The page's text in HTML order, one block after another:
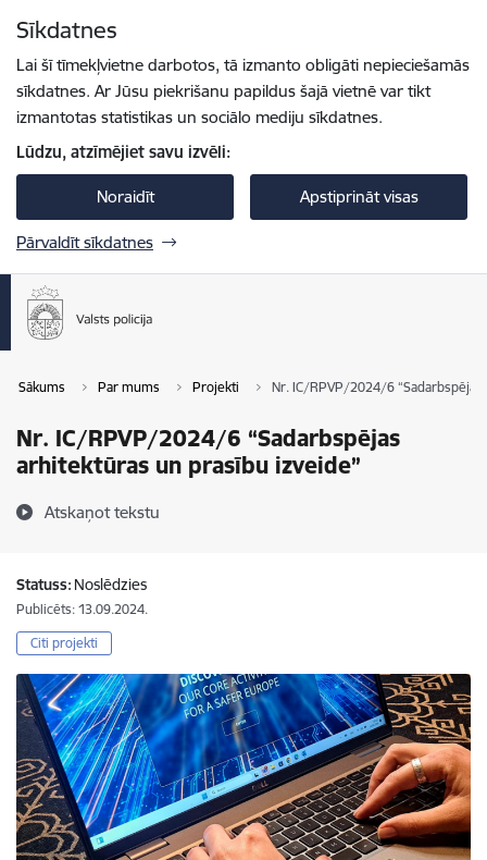
Sīkdatnes
Lai šī tīmekļvietne darbotos, tā izmanto obligāti nepieciešamās
sīkdatnes. Ar Jūsu piekrišanu papildus šajā vietnē var tikt
izmantotas statistikas un sociālo mediju sīkdatnes.
Lūdzu, atzīmējiet savu izvēli:
Noraidīt Apstiprināt visas
Pārvaldīt sīkdatnes
Sākums Par mums Projekti Nr. IC/RPVP/2024/6
Nr. IC/RPVP/2024/6 “Sadarbspējas
arhitektūras un prasību izveide”
Atskaņot tekstu
Statuss: Noslēdzies
Publicēts: 13.09.2024.
Citi projekti